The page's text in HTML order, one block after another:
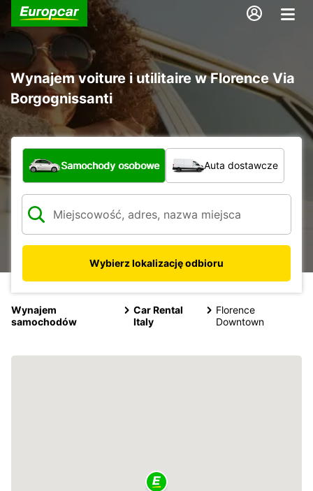
Wynajem voiture i utilitaire w Florence Via
Borgognissanti
Jaki typ pojazdu?
Samochody osobowe Auta dostawcze
Wybierz lokalizację odbioru
Wynajem
samochodów
Car Rental
Italy
Florence
Downtown